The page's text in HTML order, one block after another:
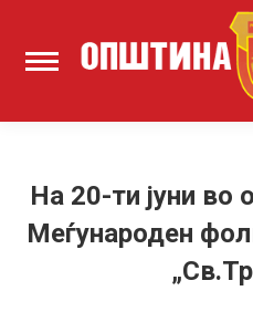
На 20-ти јуни во
Меѓународен